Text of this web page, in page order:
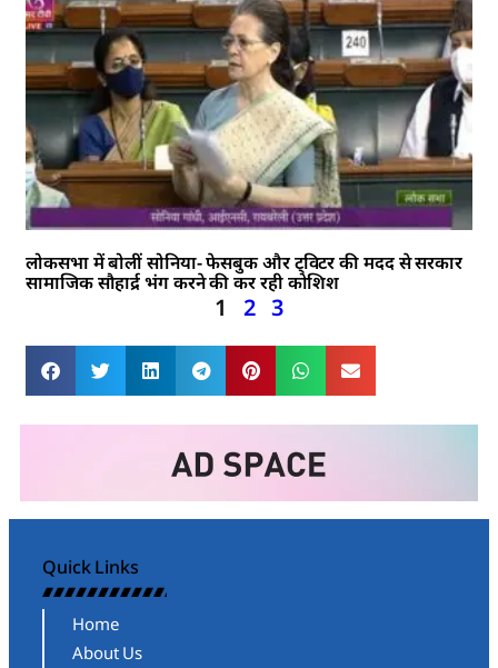
लोकसभा में बोलीं सोनिया- फेसबुक और ट्विटर की मदद से सरकार
सामाजिक सौहार्द्र भंग करने की कर रही कोशिश
1 2 3
Quick Links
Home
About Us